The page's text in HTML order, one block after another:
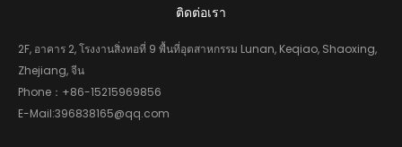
ติดต่อเรา
2F, อาคาร 2, โรงงานสิ่งทอที่ 9 พื้นที่อุตสาหกรรม Lunan, Keqiao, Shaoxing,
Zhejiang, จีน
Phone： +86-15215969856
E-Mail:396838165@qq.com